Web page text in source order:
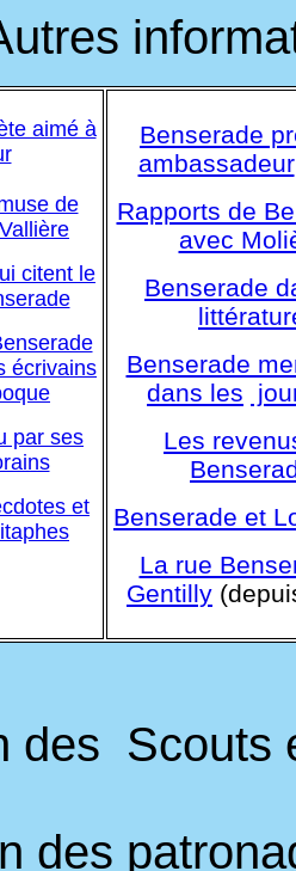
aimé à
de
citent le
écrivains
par ses
et
Benserade
ambassadeur
Rapports de
avec
Benserade
Benserade
dans les
Les
Benserade et
La rue
Gentilly
des Scouts
des